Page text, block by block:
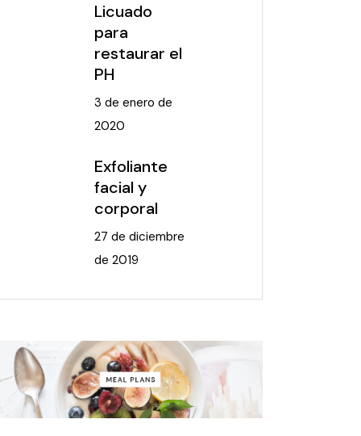
Licuado
para
restaurar el
PH
3 de enero de
2020
Exfoliante
facial y
corporal
27 de diciembre
de 2019